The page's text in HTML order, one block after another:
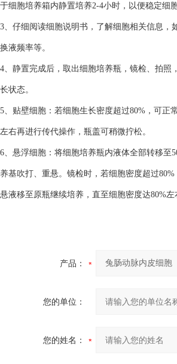
于细胞培养箱内静置培养2-4小时，以便稳定细胞
3、仔细阅读细胞说明书，了解细胞相关信息
换液频率等。
4、静置完成后，取出细胞培养瓶，镜检、拍
长状态。
5、贴壁细胞：若细胞生长密度超过80%，可正
左右再进行传代操作，瓶盖可稍微拧松。
6、悬浮细胞：将细胞培养瓶内液体全部转移至
养基吹打、重悬。镜检时，若细胞密度超过
悬液移至原瓶继续培养，直至细胞密度达80%
产品：
您的单位：
您的姓名：